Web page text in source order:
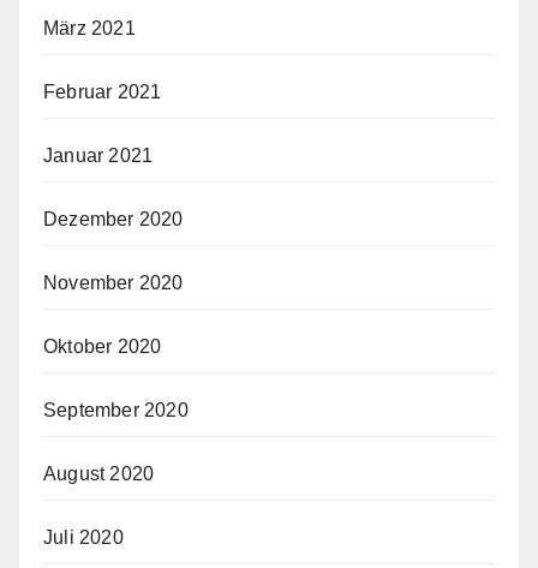
März 2021
Februar 2021
Januar 2021
Dezember 2020
November 2020
Oktober 2020
September 2020
August 2020
Juli 2020